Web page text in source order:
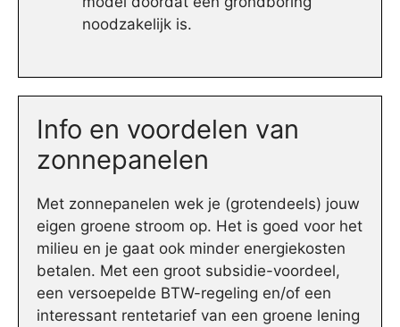
noodzakelijk is.
Info en voordelen van
zonnepanelen
Met zonnepanelen wek je (grotendeels) jouw
eigen groene stroom op. Het is goed voor het
milieu en je gaat ook minder energiekosten
betalen. Met een groot subsidie-voordeel,
een versoepelde BTW-regeling en/of een
interessant rentetarief van een groene lening